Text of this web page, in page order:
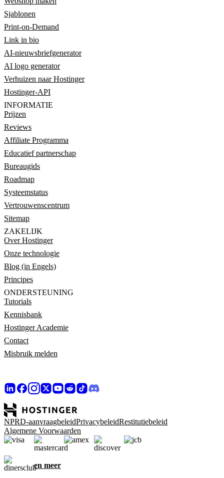
Sjablonen
Print-on-Demand
Link in bio
AI-nieuwsbriefgenerator
AI logo generator
Verhuizen naar Hostinger
Hostinger-API
INFORMATIE
Prijzen
Reviews
Affiliate Programma
Educatief partnerschap
Bureaugids
Roadmap
Systeemstatus
Vertrouwenscentrum
Sitemap
ZAKELIJK
Over Hostinger
Onze technologie
Blog (in Engels)
Principes
ONDERSTEUNING
Tutorials
Kennisbank
Hostinger Academie
Contact
Misbruik melden
NPRD-aanvraagbeleidPrivacybeleidRestitutiebeleid
Algemene Voorwaarden
en meer